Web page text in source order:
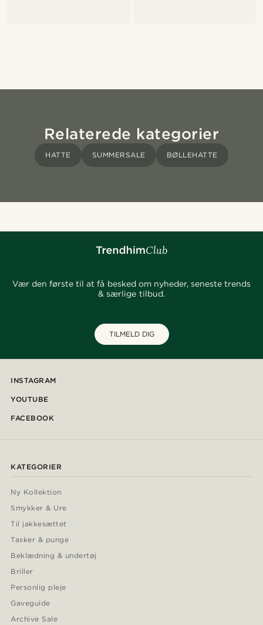
Relaterede kategorier
HATTE SUMMERSALE BØLLEHATTE
Vær den første til at få besked om nyheder, seneste trends
& særlige tilbud.
TILMELD DIG
INSTAGRAM
YOUTUBE
FACEBOOK
KATEGORIER
Ny Kollektion
Smykker & Ure
Til jakkesættet
Tasker & punge
Beklædning & undertøj
Briller
Personlig pleje
Gaveguide
Archive Sale